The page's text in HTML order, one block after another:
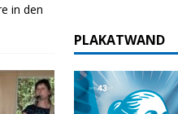
in den
PLAKATWAND